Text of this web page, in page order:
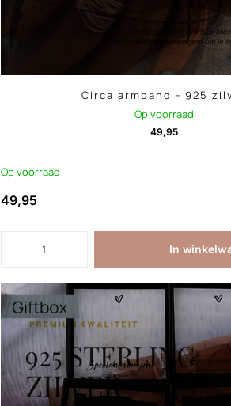
Circa armband - 925
Op voorraad
49,95
Op voorraad
49,95
In